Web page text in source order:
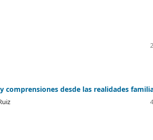
desde las realidades